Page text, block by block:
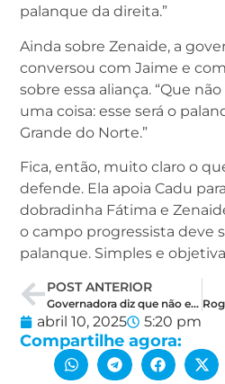
palanque da direita.”
Ainda sobre Zenaide, a
conversou com Jaime e
sobre essa aliança. “Que
uma coisa: esse será o
Grande do Norte.”
Fica, então, muito claro o
defende. Ela apoia Cadu
dobradinha Fátima e
o campo progressista deve
palanque. Simples e
POST ANTERIOR
Governadora diz que não está preocupada com desaprovação e considera que é apenas momentânea
abril 10, 2025 5:20 pm
Compartilhe agora: